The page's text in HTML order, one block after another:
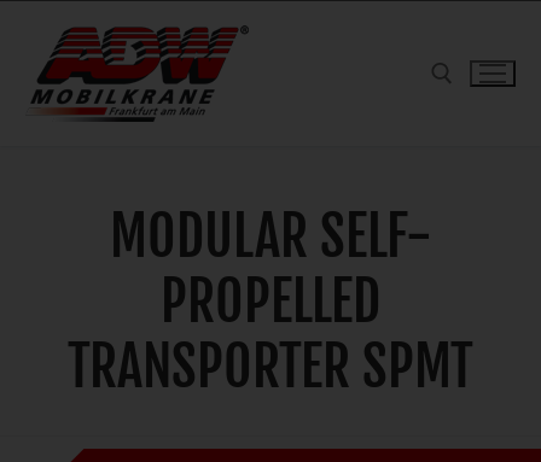
springen
MODULAR SELF-
PROPELLED
TRANSPORTER SPMT